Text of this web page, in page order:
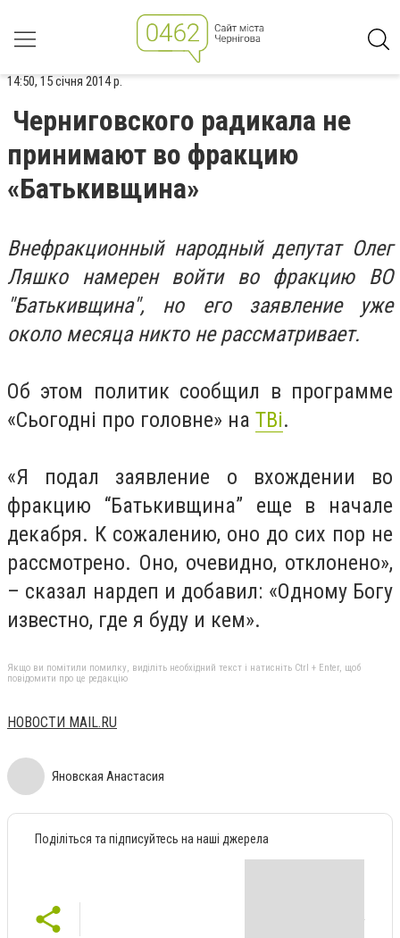
14:50, 15 січня 2014 р.
Черниговского радикала не
принимают во фракцию
«Батькивщина»
Внефракционный народный депутат Олег
Ляшко намерен войти во фракцию ВО
"Батькивщина", но его заявление уже
около месяца никто не рассматривает.
Об этом политик сообщил в программе
«Сьогодні про головне» на ТВі.
«Я подал заявление о вхождении во
фракцию “Батькивщина” еще в начале
декабря. К сожалению, оно до сих пор не
рассмотрено. Оно, очевидно, отклонено»,
– сказал нардеп и добавил: «Одному Богу
известно, где я буду и кем».
Якщо ви помітили помилку, виділіть необхідний текст і натисніть Ctrl + Enter, щоб
повідомити про це редакцію
НОВОСТИ MAIL.RU
Яновская Анастасия
Поділіться та підписуйтесь на наші джерела